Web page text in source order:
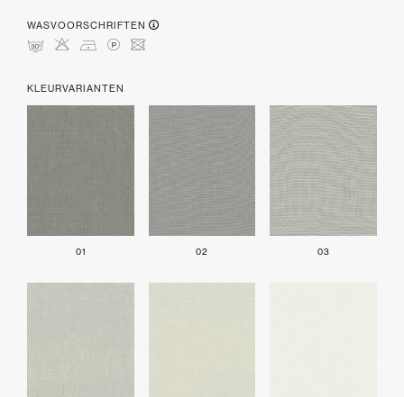
WASVOORSCHRIFTEN
mHDLU
KLEURVARIANTEN
01 02 03